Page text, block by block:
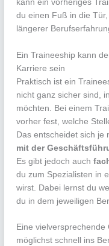
kann ein vorheriges
du einen Fuß in die
längerer
Ein Traineeship kann
Karriere sein
Praktisch ist ein
nicht ganz sicher sind,
möchten. Bei einem
vorher fest, welche
Das entscheidet sich je
mit der
Es gibt jedoch auch
du zum Spezialisten in
wirst. Dabei lernst du
du in dem jeweiligen
Eine
möglichst schnell ins